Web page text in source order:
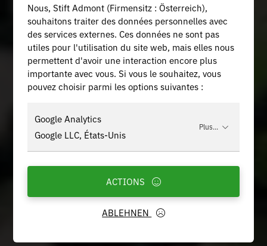
Nous, Stift Admont (Firmensitz : Österreich),
souhaitons traiter des données personnelles avec
des services externes. Ces données ne sont pas
utiles pour l'utilisation du site web, mais elles nous
permettent d'avoir une interaction encore plus
importante avec vous. Si vous le souhaitez, vous
pouvez choisir parmi les options suivantes :
Google Analytics
Google LLC, États-Unis
Plus...
ABLEHNEN
ACTIONS